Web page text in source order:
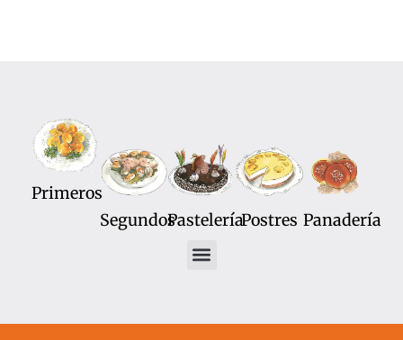
Primeros
SegundosPasteleríaPostres Panadería